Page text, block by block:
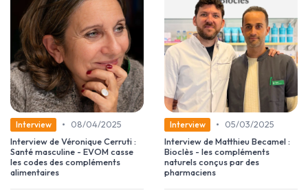
Interview •
08/04/2025
Interview de Véronique Cerruti :
Santé masculine - EVOM casse
les codes des compléments
alimentaires
Interview •
05/03/2025
Interview de Matthieu Becamel :
Bioclès - les compléments
naturels conçus par des
pharmaciens